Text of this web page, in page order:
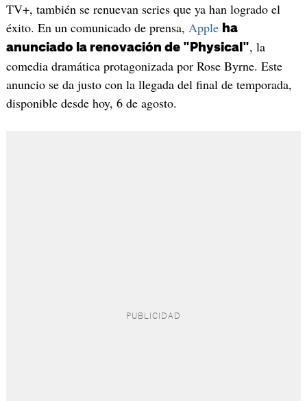
TV+, también se renuevan series que ya han logrado el
éxito. En un comunicado de prensa, Apple ha
anunciado la renovación de "Physical", la
comedia dramática protagonizada por Rose Byrne. Este
anuncio se da justo con la llegada del final de temporada,
disponible desde hoy, 6 de agosto.